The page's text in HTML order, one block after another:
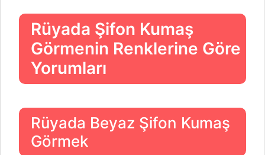
Rüyada Şifon Kumaş
Görmenin Renklerine Göre
Yorumları
Rüyada Beyaz Şifon Kumaş
Görmek